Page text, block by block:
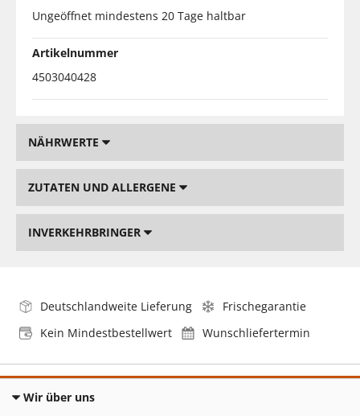
Ungeöffnet mindestens 20 Tage haltbar
Artikelnummer
4503040428
NÄHRWERTE
ZUTATEN UND ALLERGENE
INVERKEHRBRINGER
Deutschlandweite Lieferung
Frischegarantie
Kein Mindestbestellwert
Wunschliefertermin
Wir über uns